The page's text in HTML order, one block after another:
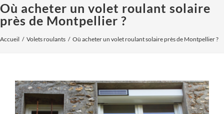
Où acheter un volet roulant solaire
près de Montpellier ?
Accueil Volets roulants Où acheter un volet roulant solaire près de Montpellier ?
Voir
l'image
agrandie